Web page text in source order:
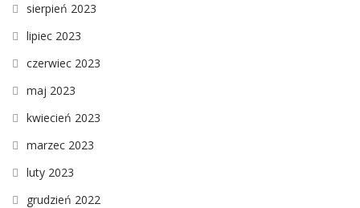
sierpień 2023
lipiec 2023
czerwiec 2023
maj 2023
kwiecień 2023
marzec 2023
luty 2023
grudzień 2022